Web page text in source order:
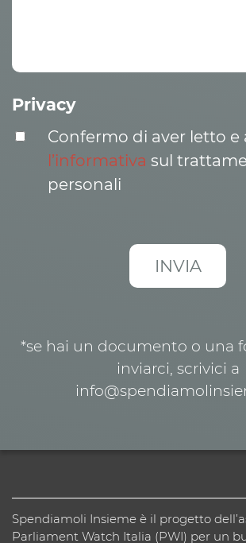
Privacy
Confermo di aver letto e
l’informativa sul
personali
*se hai un documento o una
inviarci, scrivici a
Spendiamoli Insieme è il progetto
Parliament Watch Italia (PWI) per un